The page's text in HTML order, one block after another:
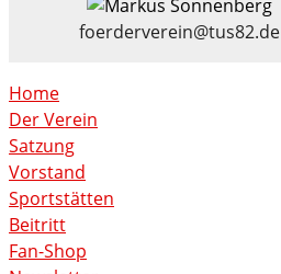
foerderverein@tus82.de
Home
Der Verein
Satzung
Vorstand
Sportstätten
Beitritt
Fan-Shop